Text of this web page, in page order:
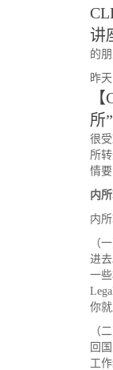
讲
的
昨天
所”
很
所
情要
内
内
（
进
一
你就
（
回
工